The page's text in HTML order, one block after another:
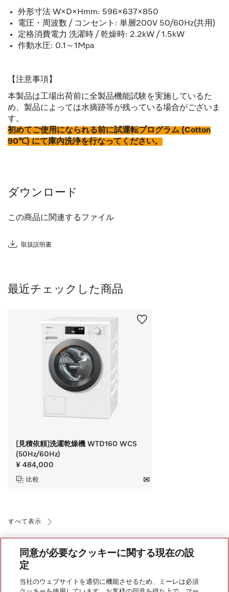
外形寸法 W×D×Hmm: 596×637×850
電圧・周波数 / コンセント: 単層200V 50/60Hz(共用)
定格消費電力 洗濯時 / 乾燥時: 2.2kW / 1.5kW
作動水圧: 0.1～1Mpa
【注意事項】
本製品は工場出荷前に全製品機能試験を実施しているた
め、製品によっては水摘跡等が残っている場合がございま
す。
初めてご使用になられる前に試運転プログラム (Cotton
90℃) にて庫内洗浄を行なってください。
ダウンロード
この商品に関連するファイル
取扱説明書
最近チェックした商品
[見積依頼]洗濯乾燥機 WTD160 WCS
(50Hz/60Hz)
¥ 484,000
比較
すべて表示
同意が必要なクッキーに関する現在の設
定
当社のウェブサイトを適切に機能させるため、ミーレは必須